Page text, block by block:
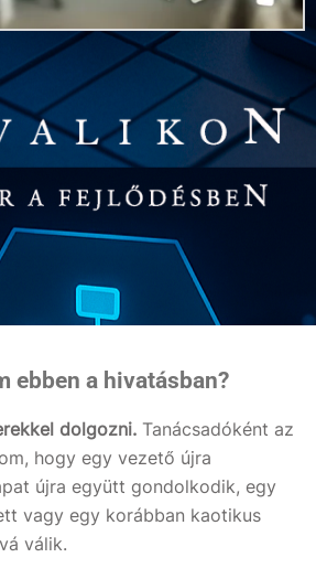
ebben a hivatásban?
dolgozni. Tanácsadóként az
hogy egy vezető újra
újra együtt gondolkodik, egy
vagy egy korábban kaotikus
válik.